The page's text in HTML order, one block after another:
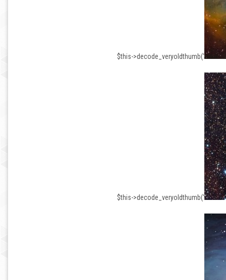
$this->decode_veryoldthumb('
$this->decode_veryoldthumb('